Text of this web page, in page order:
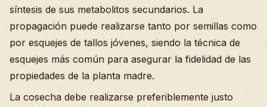
síntesis de sus metabolitos secundarios. La
propagación puede realizarse tanto por semillas como
por esquejes de tallos jóvenes, siendo la técnica de
esquejes más común para asegurar la fidelidad de las
propiedades de la planta madre.
La cosecha debe realizarse preferiblemente justo